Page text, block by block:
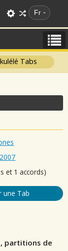
Fr
Tabs
2007
et 1 accords)
une Tab
partitions de